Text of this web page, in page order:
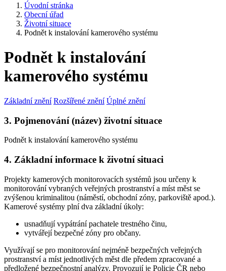
Úvodní stránka
Obecní úřad
Životní situace
Podnět k instalování kamerového systému
Podnět k instalování
kamerového systému
Základní znění Rozšířené znění Úplné znění
3. Pojmenování (název) životní situace
Podnět k instalování kamerového systému
4. Základní informace k životní situaci
Projekty kamerových monitorovacích systémů jsou určeny k
monitorování vybraných veřejných prostranství a míst měst se
zvýšenou kriminalitou (náměstí, obchodní zóny, parkoviště apod.).
Kamerové systémy plní dva základní úkoly:
usnadňují vypátrání pachatele trestného činu,
vytvářejí bezpečné zóny pro občany.
Využívají se pro monitorování nejméně bezpečných veřejných
prostranství a míst jednotlivých měst dle předem zpracované a
předložené bezpečnostní analýzy. Provozují je Policie ČR nebo